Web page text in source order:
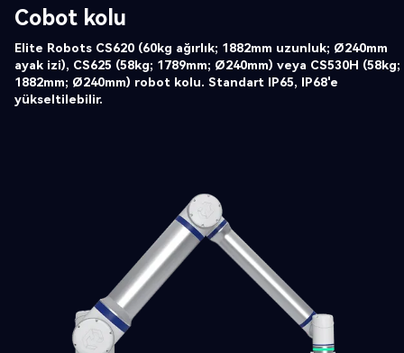
Cobot kolu
Elite Robots CS620 (60kg ağırlık; 1882mm uzunluk; Ø240mm
ayak izi), CS625 (58kg; 1789mm; Ø240mm) veya CS530H (58kg;
1882mm; Ø240mm) robot kolu. Standart IP65, IP68'e
yükseltilebilir.